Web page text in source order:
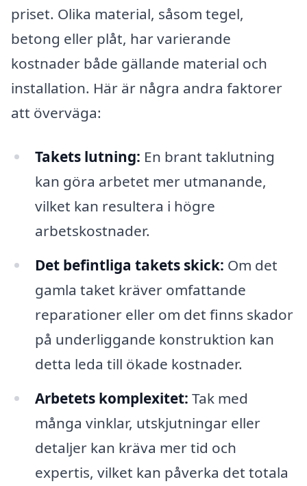
priset. Olika material, såsom tegel,
betong eller plåt, har varierande
kostnader både gällande material och
installation. Här är några andra faktorer
att överväga:
Takets lutning: En brant taklutning
kan göra arbetet mer utmanande,
vilket kan resultera i högre
arbetskostnader.
Det befintliga takets skick: Om det
gamla taket kräver omfattande
reparationer eller om det finns skador
på underliggande konstruktion kan
detta leda till ökade kostnader.
Arbetets komplexitet: Tak med
många vinklar, utskjutningar eller
detaljer kan kräva mer tid och
expertis, vilket kan påverka det totala